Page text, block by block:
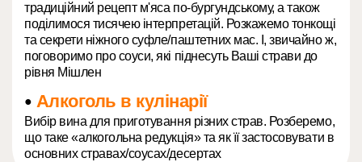
традиційний рецепт м'яса по-бургундському, а також
поділимося тисячею інтерпретацій. Розкажемо тонкощі
та секрети ніжного суфле/паштетних мас. І, звичайно ж,
поговоримо про соуси, які піднесуть Ваші страви до
рівня Мішлен
● Алкоголь в кулінарії
Вибір вина для приготування різних страв. Розберемо,
що таке «алкогольна редукція» та як її застосовувати в
основних стравах/соусах/десертах